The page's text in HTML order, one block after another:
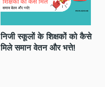
निजी स्कूलों के शिक्षकों को कैसे
मिले समान वेतन और भत्ते!